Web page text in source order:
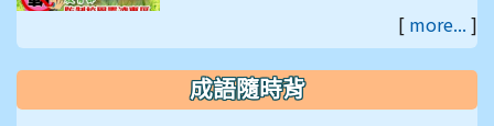
[ more... ]
成語隨時背